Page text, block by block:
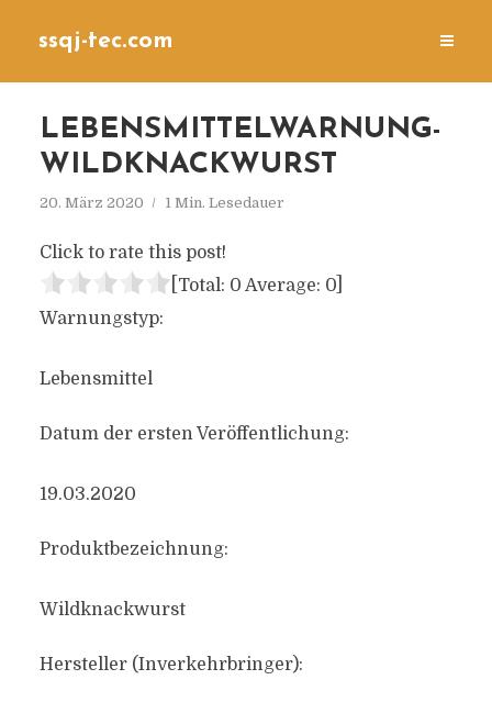
ssqj-tec.com
LEBENSMITTELWARNUNG-
WILDKNACKWURST
20. März 2020 1 Min. Lesedauer
Click to rate this post!
[Total: 0 Average: 0]
Warnungstyp:
Lebensmittel
Datum der ersten Veröffentlichung:
19.03.2020
Produktbezeichnung:
Wildknackwurst
Hersteller (Inverkehrbringer):